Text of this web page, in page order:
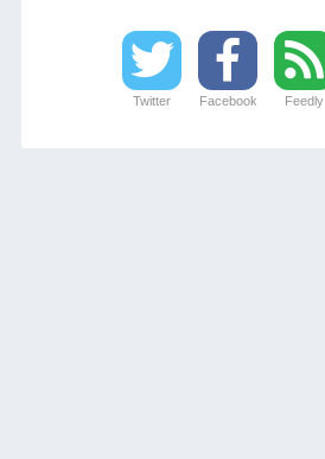
Twitter Facebook Feedly